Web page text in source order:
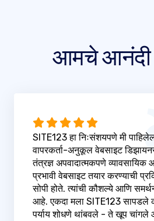
आमचे आनंदी
SITE123 हा निःसंशयपणे मी
वापरकर्ता-अनुकूल वेबसाइट
तंत्रज्ञ अपवादात्मकपणे
प्रभावी वेबसाइट तयार करण्याची
सोपी होते. त्यांची कौशल्ये आणि
आहे. एकदा मला SITE123 सापडले
पर्याय शोधणे थांबवले - ते खूप चांगले